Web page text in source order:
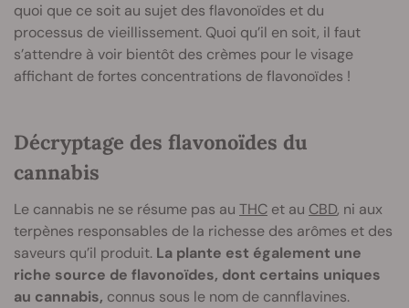
quoi que ce soit au sujet des flavonoïdes et du
processus de vieillissement. Quoi qu’il en soit, il faut
s’attendre à voir bientôt des crèmes pour le visage
affichant de fortes concentrations de flavonoïdes !
Décryptage des flavonoïdes du
cannabis
Le cannabis ne se résume pas au THC et au CBD, ni aux
terpènes responsables de la richesse des arômes et des
saveurs qu’il produit. La plante est également une
riche source de flavonoïdes, dont certains uniques
au cannabis, connus sous le nom de cannflavines.